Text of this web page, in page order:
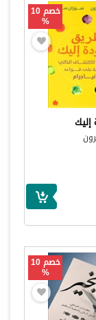
خصم 10
%
خصم 10
%